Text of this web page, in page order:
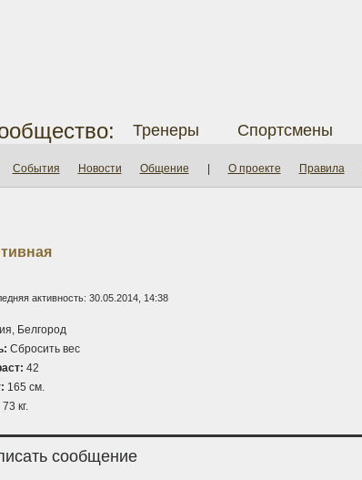
Тренеры Спортсмены
События Новости Общение О проекте Правила
активность: 30.05.2014, 14:38
Белгород
Сбросить вес
42
165 см.
73 кг.
сообщение